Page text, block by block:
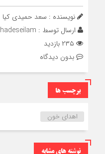
نویسنده : سعد حمیدی کیا
ارسال توسط : hadeseilam
بدون دیدگاه
برچسب ها
اهدای خون
نوشته های مشابه